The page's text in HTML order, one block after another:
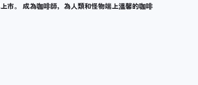
市。 成為咖啡師，為人類和怪物端上溫馨的咖啡